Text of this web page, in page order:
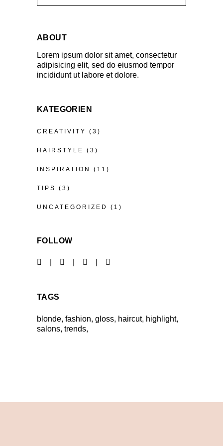
ABOUT
Lorem ipsum dolor sit amet, consectetur
adipisicing elit, sed do eiusmod tempor
incididunt ut labore et dolore.
KATEGORIEN
CREATIVITY (3)
HAIRSTYLE (3)
INSPIRATION (11)
TIPS (3)
UNCATEGORIZED (1)
FOLLOW
TAGS
blonde fashion gloss haircut highlight
salons trends